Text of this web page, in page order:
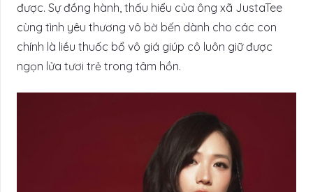
được. Sự đồng hành, thấu hiểu của ông xã JustaTee
cùng tình yêu thương vô bờ bến dành cho các con
chính là liều thuốc bổ vô giá giúp cô luôn giữ được
ngọn lửa tươi trẻ trong tâm hồn.